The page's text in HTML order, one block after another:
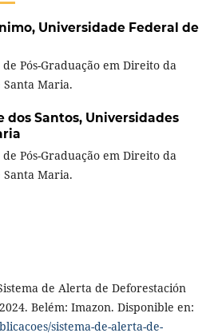
Universidade Federal de
Pós-Graduação em Direito da
Maria.
dos Santos, Universidades
Pós-Graduação em Direito da
Maria.
de Alerta de Deforestación
Belém: Imazon. Disponible en:
sistema-de-alerta-de-